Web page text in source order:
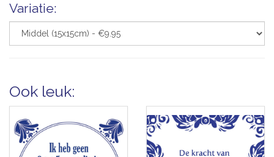
Variatie:
Ook leuk: